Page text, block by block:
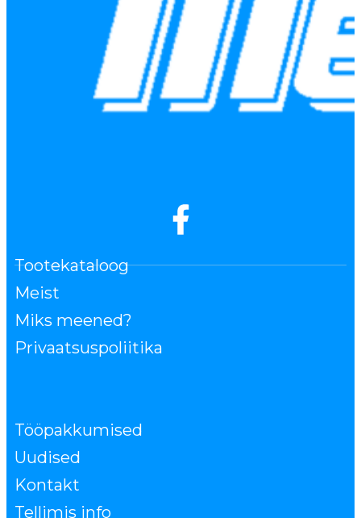
Tootekataloog
Meist
Miks meened?
Privaatsuspoliitika
Tööpakkumised
Uudised
Kontakt
Tellimis info